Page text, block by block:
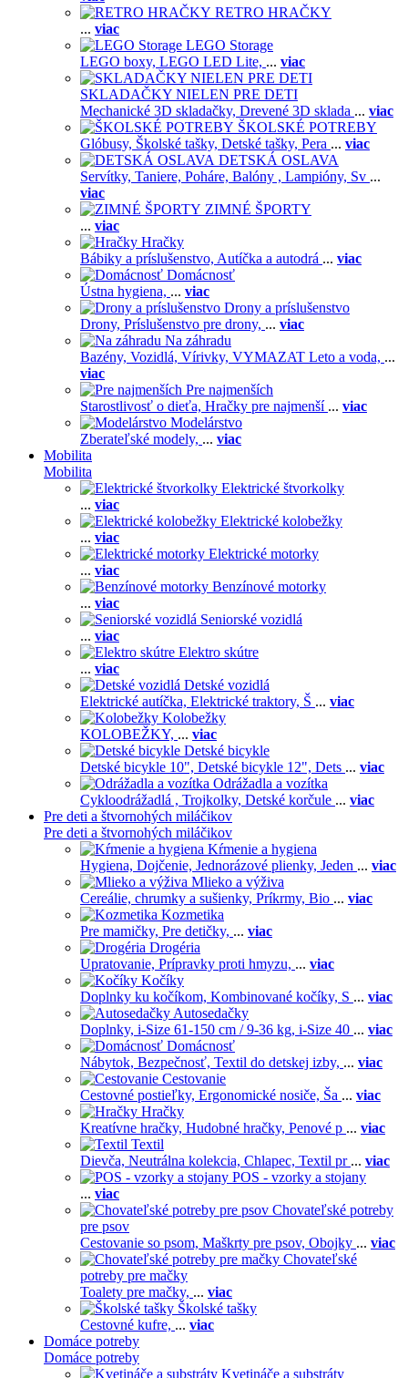
RETRO HRAČKY
... viac
LEGO Storage
LEGO boxy, LEGO LED Lite, ... viac
SKLADAČKY NIELEN PRE DETI
Mechanické 3D skladačky, Drevené 3D sklada ... viac
ŠKOLSKÉ POTREBY
Glóbusy, Školské tašky, Detské tašky, Pera ... viac
DETSKÁ OSLAVA
Servítky, Taniere, Poháre, Balóny , Lampióny, Sv ...
viac
ZIMNÉ ŠPORTY
... viac
Hračky
Bábiky a príslušenstvo, Autíčka a autodrá ... viac
Domácnosť
Ústna hygiena, ... viac
Drony a príslušenstvo
Drony, Príslušenstvo pre drony, ... viac
Na záhradu
Bazény, Vozidlá, Vírivky, VYMAZAT Leto a voda, ...
viac
Pre najmenších
Starostlivosť o dieťa, Hračky pre najmenší ... viac
Modelárstvo
Zberateľské modely, ... viac
Mobilita
Mobilita
Elektrické štvorkolky
... viac
Elektrické kolobežky
... viac
Elektrické motorky
... viac
Benzínové motorky
... viac
Seniorské vozidlá
... viac
Elektro skútre
... viac
Detské vozidlá
Elektrické autíčka, Elektrické traktory, Š ... viac
Kolobežky
KOLOBEŽKY, ... viac
Detské bicykle
Detské bicykle 10", Detské bicykle 12", Dets ... viac
Odrážadla a vozítka
Cykloodrážadlá , Trojkolky, Detské korčule ... viac
Pre deti a štvornohých miláčikov
Pre deti a štvornohých miláčikov
Kŕmenie a hygiena
Hygiena, Dojčenie, Jednorázové plienky, Jeden ... viac
Mlieko a výživa
Cereálie, chrumky a sušienky, Príkrmy, Bio ... viac
Kozmetika
Pre mamičky, Pre detičky, ... viac
Drogéria
Upratovanie, Prípravky proti hmyzu, ... viac
Kočíky
Doplnky ku kočíkom, Kombinované kočíky, S ... viac
Autosedačky
Doplnky, i-Size 61-150 cm / 9-36 kg, i-Size 40 ... viac
Domácnosť
Nábytok, Bezpečnosť, Textil do detskej izby, ... viac
Cestovanie
Cestovné postieľky, Ergonomické nosiče, Ša ... viac
Hračky
Kreatívne hračky, Hudobné hračky, Penové p ... viac
Textil
Dievča, Neutrálna kolekcia, Chlapec, Textil pr ... viac
POS - vzorky a stojany
... viac
Chovateľské potreby
pre psov
Cestovanie so psom, Maškrty pre psov, Obojky ... viac
Chovateľské
potreby pre mačky
Toalety pre mačky, ... viac
Školské tašky
Cestovné kufre, ... viac
Domáce potreby
Domáce potreby
Kvetináče a substráty